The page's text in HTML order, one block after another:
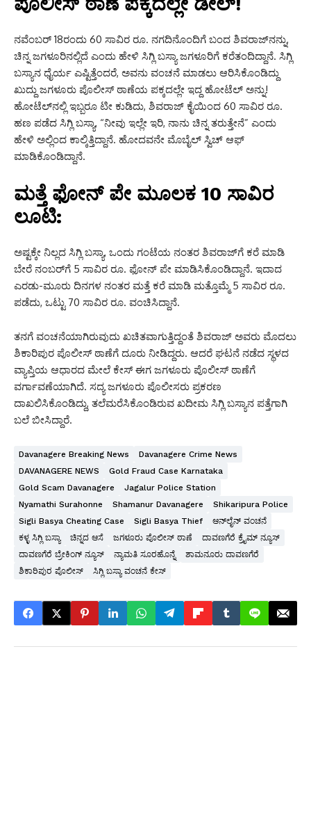
ನವೆಂಬರ್ 18ರಂದು 60 ಸಾವಿರ ರೂ. ನಗದಿನೊಂದಿಗೆ ಬಂದ ಶಿವರಾಜ್‌ನನ್ನು,
ಚಿನ್ನ ಜಗಳೂರಿನಲ್ಲಿದೆ ಎಂದು ಹೇಳಿ ಸಿಗ್ಲಿ ಬಸ್ಯಾ ಜಗಳೂರಿಗೆ ಕರೆತಂದಿದ್ದಾನೆ. ಸಿಗ್ಲಿ
ಬಸ್ಯಾನ ಧೈರ್ಯ ಎಷ್ಟಿತ್ತೆಂದರೆ, ಅವನು ವಂಚನೆ ಮಾಡಲು ಆರಿಸಿಕೊಂಡಿದ್ದು
ಖುದ್ದು ಜಗಳೂರು ಪೊಲೀಸ್ ಠಾಣೆಯ ಪಕ್ಕದಲ್ಲೇ ಇದ್ದ ಹೋಟೆಲ್ ಅನ್ನು!
ಹೋಟೆಲ್‌ನಲ್ಲಿ ಇಬ್ಬರೂ ಟೀ ಕುಡಿದು, ಶಿವರಾಜ್ ಕೈಯಿಂದ 60 ಸಾವಿರ ರೂ.
ಹಣ ಪಡೆದ ಸಿಗ್ಲಿ ಬಸ್ಯಾ, “ನೀವು ಇಲ್ಲೇ ಇರಿ, ನಾನು ಚಿನ್ನ ತರುತ್ತೇನೆ” ಎಂದು
ಹೇಳಿ ಅಲ್ಲಿಂದ ಕಾಲ್ಕಿತ್ತಿದ್ದಾನೆ. ಹೋದವನೇ ಮೊಬೈಲ್ ಸ್ವಿಚ್ ಆಫ್
ಮಾಡಿಕೊಂಡಿದ್ದಾನೆ.
ಮತ್ತೆ ಫೋನ್‌ ಪೇ ಮೂಲಕ 10 ಸಾವಿರ
ಲೂಟಿ:
ಅಷ್ಟಕ್ಕೇ ನಿಲ್ಲದ ಸಿಗ್ಲಿ ಬಸ್ಯಾ, ಒಂದು ಗಂಟೆಯ ನಂತರ ಶಿವರಾಜ್‌ಗೆ ಕರೆ ಮಾಡಿ
ಬೇರೆ ನಂಬರ್‌ಗೆ 5 ಸಾವಿರ ರೂ. ಫೋನ್ ಪೇ ಮಾಡಿಸಿಕೊಂಡಿದ್ದಾನೆ. ಇದಾದ
ಎರಡು-ಮೂರು ದಿನಗಳ ನಂತರ ಮತ್ತೆ ಕರೆ ಮಾಡಿ ಮತ್ತೊಮ್ಮೆ 5 ಸಾವಿರ ರೂ.
ಪಡೆದು, ಒಟ್ಟು 70 ಸಾವಿರ ರೂ. ವಂಚಿಸಿದ್ದಾನೆ.
ತನಗೆ ವಂಚನೆಯಾಗಿರುವುದು ಖಚಿತವಾಗುತ್ತಿದ್ದಂತೆ ಶಿವರಾಜ್ ಅವರು ಮೊದಲು
ಶಿಕಾರಿಪುರ ಪೊಲೀಸ್ ಠಾಣೆಗೆ ದೂರು ನೀಡಿದ್ದರು. ಆದರೆ ಘಟನೆ ನಡೆದ ಸ್ಥಳದ
ವ್ಯಾಪ್ತಿಯ ಆಧಾರದ ಮೇಲೆ ಕೇಸ್ ಈಗ ಜಗಳೂರು ಪೊಲೀಸ್ ಠಾಣೆಗೆ
ವರ್ಗಾವಣೆಯಾಗಿದೆ. ಸದ್ಯ ಜಗಳೂರು ಪೊಲೀಸರು ಪ್ರಕರಣ
ದಾಖಲಿಸಿಕೊಂಡಿದ್ದು, ತಲೆಮರೆಸಿಕೊಂಡಿರುವ ಖದೀಮ ಸಿಗ್ಲಿ ಬಸ್ಯಾನ ಪತ್ತೆಗಾಗಿ
ಬಲೆ ಬೀಸಿದ್ದಾರೆ.
Davanagere Breaking News
Davanagere Crime News
DAVANAGERE NEWS
Gold Fraud Case Karnataka
Gold Scam Davanagere
Jagalur Police Station
Nyamathi Surahonne
Shamanur Davanagere
Shikaripura Police
Sigli Basya Cheating Case
Sigli Basya Thief
ಆನ್‌ಲೈನ್ ವಂಚನೆ
ಕಳ್ಳ ಸಿಗ್ಲಿ ಬಸ್ಯಾ
ಚಿನ್ನದ ಆಸೆ ಜಗಳೂರು ಪೊಲೀಸ್ ಠಾಣೆ
ದಾವಣಗೆರೆ ಕ್ರೈಮ್ ನ್ಯೂಸ್
ದಾವಣಗೆರೆ ಬ್ರೇಕಿಂಗ್ ನ್ಯೂಸ್
ನ್ಯಾಮತಿ ಸೂರಹೊನ್ನೆ
ಶಾಮನೂರು ದಾವಣಗೆರೆ
ಶಿಕಾರಿಪುರ ಪೊಲೀಸ್
ಸಿಗ್ಲಿ ಬಸ್ಯಾ ವಂಚನೆ ಕೇಸ್